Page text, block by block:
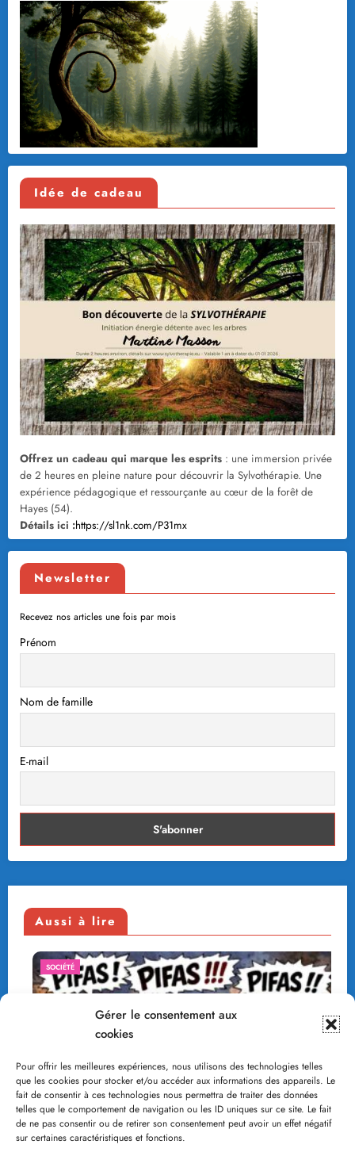
Gérer le consentement aux
cookies
Pour offrir les meilleures expériences, nous utilisons des technologies telles
que les cookies pour stocker et/ou accéder aux informations des appareils. Le
fait de consentir à ces technologies nous permettra de traiter des données
telles que le comportement de navigation ou les ID uniques sur ce site. Le fait
de ne pas consentir ou de retirer son consentement peut avoir un effet négatif
sur certaines caractéristiques et fonctions.
Idée de cadeau
Offrez un cadeau qui marque les esprits : une immersion privée
de 2 heures en pleine nature pour découvrir la Sylvothérapie. Une
expérience pédagogique et ressourçante au cœur de la forêt de
Hayes (54).
Détails ici :https://sl1nk.com/P31mx
Newsletter
Recevez nos articles une fois par mois
Prénom
Nom de famille
E-mail
Aussi à lire
SOCIÉTÉ